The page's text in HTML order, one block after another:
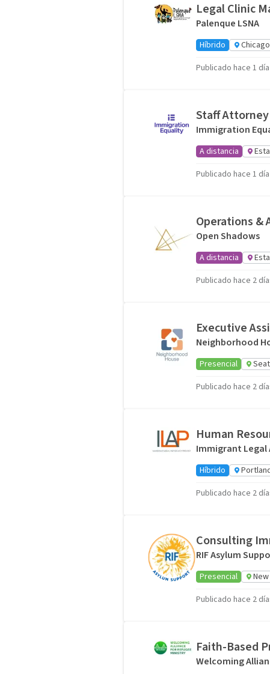
Legal Clinic
Palenque LSNA
Híbrido
Publicado hace 1 día
Staff Attorney
Immigration
A distancia
Publicado hace 1 día
Operations &
Open Shadows
A distancia
Publicado hace 2
Executive
Neighborhood
Presencial
Publicado hace 2
Human
Immigrant Legal
Híbrido
Publicado hace 2
Consulting
RIF Asylum
Presencial New
Publicado hace 2
Faith-Based
Welcoming